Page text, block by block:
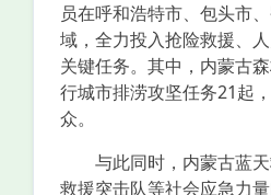
员在呼和浩特市、包头市
域，全力投入抢险救援、
关键任务。其中，内蒙古
行城市排涝攻坚任务21起
众。
与此同时，内蒙古蓝天
救援突击队等社会应急力